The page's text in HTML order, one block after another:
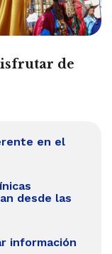
de
en el
desde las
información